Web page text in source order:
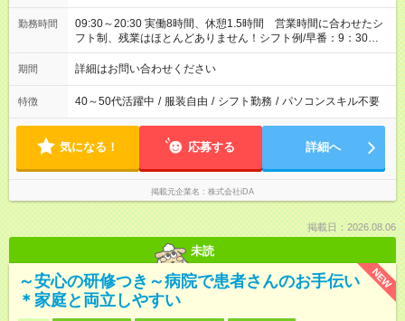
勤務時間
09:30～20:30 実働8時間、休憩1.5時間 営業時間に合わせたシ
フト制、残業はほとんどありません！シフト例/早番：9：30～
18：30、遅番：11：00～20：30
期間 詳細はお問い合わせください
特徴 40～50代活躍中 / 服装自由 / シフト勤務 / パソコンスキル不要
気になる！ 応募する 詳細へ
掲載元企業名 株式会社iDA
掲載日：2026.08.06
未読
NEW
～安心の研修つき～病院で患者さんのお手伝い
＊家庭と両立しやすい